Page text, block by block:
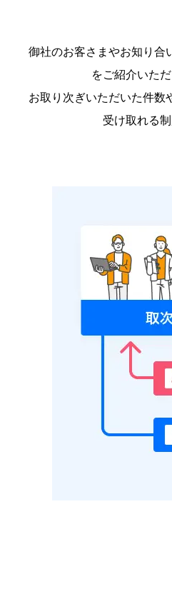
御社のお客さまやお知り合
をご紹介いただ
お取り次ぎいただいた件数
受け取れる制